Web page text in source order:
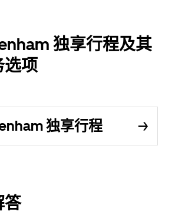
独享行程及其
选项
独享行程
答